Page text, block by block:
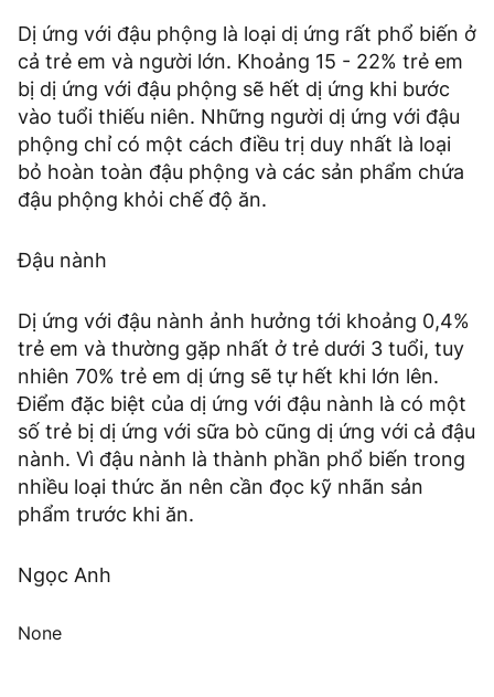
Dị ứng với đậu phộng là loại dị ứng rất phổ biến ở
cả trẻ em và người lớn. Khoảng 15 - 22% trẻ em
bị dị ứng với đậu phộng sẽ hết dị ứng khi bước
vào tuổi thiếu niên. Những người dị ứng với đậu
phộng chỉ có một cách điều trị duy nhất là loại
bỏ hoàn toàn đậu phộng và các sản phẩm chứa
đậu phộng khỏi chế độ ăn.
Đậu nành
Dị ứng với đậu nành ảnh hưởng tới khoảng 0,4%
trẻ em và thường gặp nhất ở trẻ dưới 3 tuổi, tuy
nhiên 70% trẻ em dị ứng sẽ tự hết khi lớn lên.
Điểm đặc biệt của dị ứng với đậu nành là có một
số trẻ bị dị ứng với sữa bò cũng dị ứng với cả đậu
nành. Vì đậu nành là thành phần phổ biến trong
nhiều loại thức ăn nên cần đọc kỹ nhãn sản
phẩm trước khi ăn.
Ngọc Anh
None